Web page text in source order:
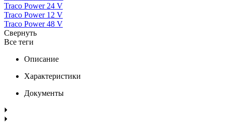
Traco Power 24 V
Traco Power 12 V
Traco Power 48 V
Свернуть
Все теги
Описание
Характеристики
Документы